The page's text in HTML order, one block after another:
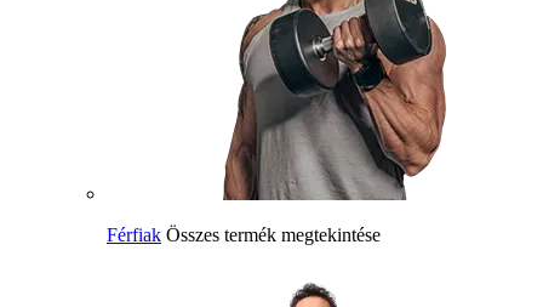
Férfiak Összes termék megtekintése